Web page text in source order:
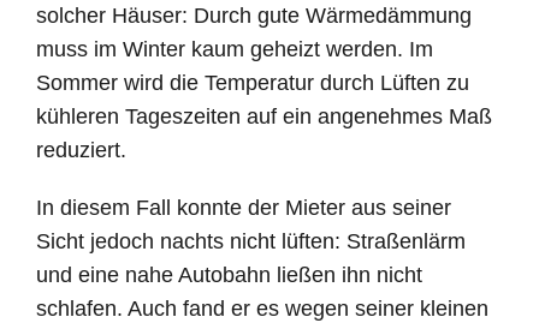
solcher Häuser: Durch gute Wärmedämmung
muss im Winter kaum geheizt werden. Im
Sommer wird die Temperatur durch Lüften zu
kühleren Tageszeiten auf ein angenehmes Maß
reduziert.
In diesem Fall konnte der Mieter aus seiner
Sicht jedoch nachts nicht lüften: Straßenlärm
und eine nahe Autobahn ließen ihn nicht
schlafen. Auch fand er es wegen seiner kleinen